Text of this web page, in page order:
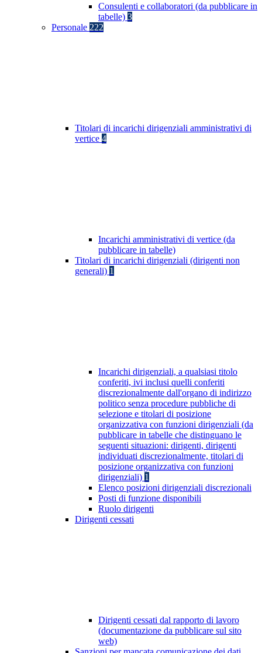
Consulenti e collaboratori (da pubblicare in
tabelle) 3
Personale 222
Titolari di incarichi dirigenziali amministrativi di
vertice 4
Incarichi amministrativi di vertice (da
pubblicare in tabelle)
Titolari di incarichi dirigenziali (dirigenti non
generali) 1
Incarichi dirigenziali, a qualsiasi titolo
conferiti, ivi inclusi quelli conferiti
discrezionalmente dall'organo di indirizzo
politico senza procedure pubbliche di
selezione e titolari di posizione
organizzativa con funzioni dirigenziali (da
pubblicare in tabelle che distinguano le
seguenti situazioni: dirigenti, dirigenti
individuati discrezionalmente, titolari di
posizione organizzativa con funzioni
dirigenziali) 1
Elenco posizioni dirigenziali discrezionali
Posti di funzione disponibili
Ruolo dirigenti
Dirigenti cessati
Dirigenti cessati dal rapporto di lavoro
(documentazione da pubblicare sul sito
web)